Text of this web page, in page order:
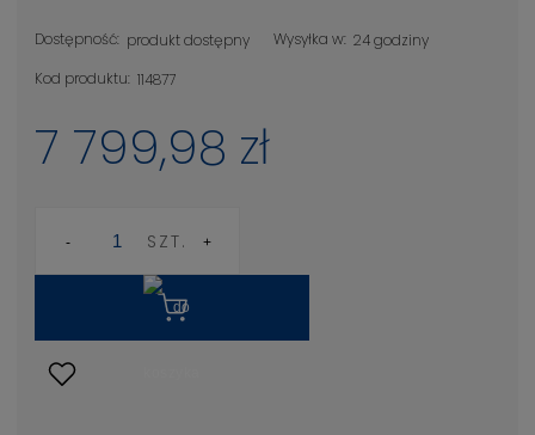
Dostępność: produkt dostępny Wysyłka w: 24 godziny
Kod produktu: 114877
7 799,98 zł
SZT.